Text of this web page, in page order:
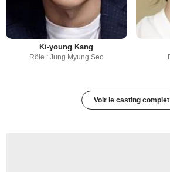
Ki-young Kang
Rôle : Jung Myung Seo
Voir le casting complet